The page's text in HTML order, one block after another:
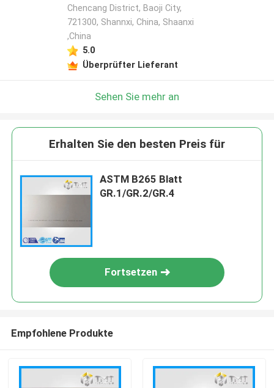
Chencang District, Baoji City,
721300, Shannxi, China, Shaanxi
,China
5.0
Überprüfter Lieferant
Sehen Sie mehr an
Erhalten Sie den besten Preis für
ASTM B265 Blatt
GR.1/GR.2/GR.4
Fortsetzen
Empfohlene Produkte